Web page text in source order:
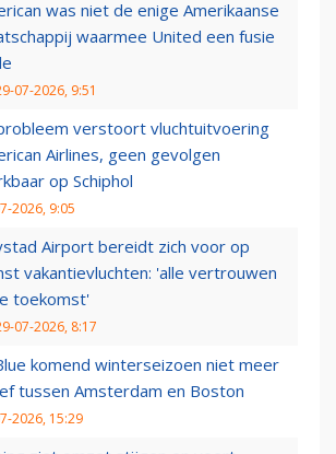
was niet de enige Amerikaanse
waarmee United een fusie
07-2026, 9:51
verstoort vluchtuitvoering
Airlines, geen gevolgen
op Schiphol
2026, 9:05
Airport bereidt zich voor op
vakantievluchten: 'alle vertrouwen
toekomst'
07-2026, 8:17
komend winterseizoen niet meer
tussen Amsterdam en Boston
2026, 15:29